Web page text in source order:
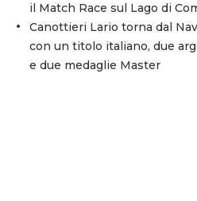
il Match Race sul Lago di
Canottieri Lario torna dal
con un titolo italiano, due
e due medaglie Master